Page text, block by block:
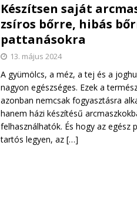
Készítsen saját
zsíros bőrre, hibás
pattanásokra
13. május 2024
A gyümölcs, a méz, a tej és a
nagyon egészséges. Ezek a
azonban nemcsak fogyasztásra
hanem házi készítésű
felhasználhatók. És hogy az egész
tartós legyen, az […]